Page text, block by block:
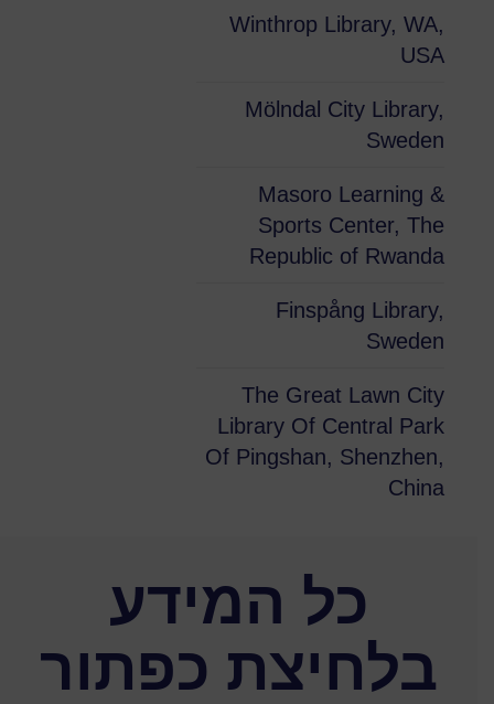
Winthrop Library, WA,
USA
Mölndal City Library,
Sweden
Masoro Learning &
Sports Center, The
Republic of Rwanda
Finspång Library,
Sweden
The Great Lawn City
Library Of Central Park
Of Pingshan, Shenzhen,
China
כל המידע
בלחיצת כפתור